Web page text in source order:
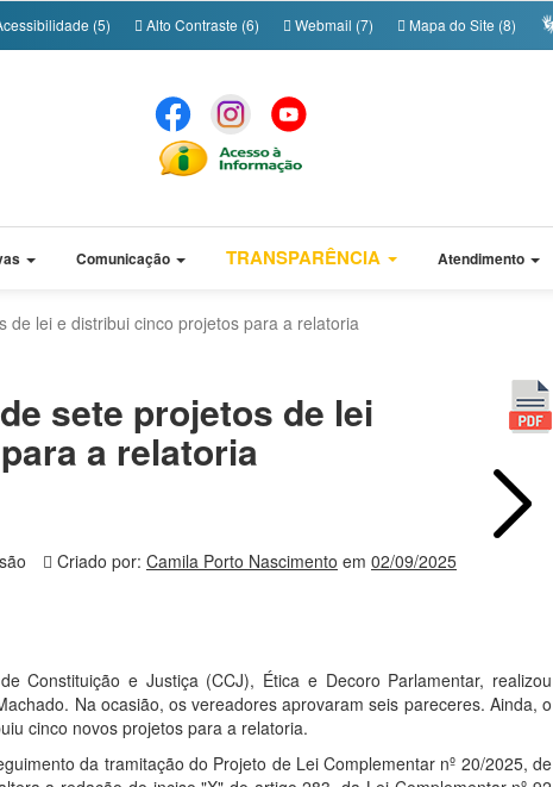
(5) Alto Contraste (6) Webmail (7) Mapa do Site (8)
Comunicação TRANSPARÊNCIA Atendimento
de lei e distribui cinco projetos para a relatoria
sete projetos de lei
a relatoria
Criado por: Camila Porto Nascimento em 02/09/2025
Constituição e Justiça (CCJ), Ética e Decoro Parlamentar, realizou
Na ocasião, os vereadores aprovaram seis pareceres. Ainda, o
cinco novos projetos para a relatoria.
da tramitação do Projeto de Lei Complementar nº 20/2025, de